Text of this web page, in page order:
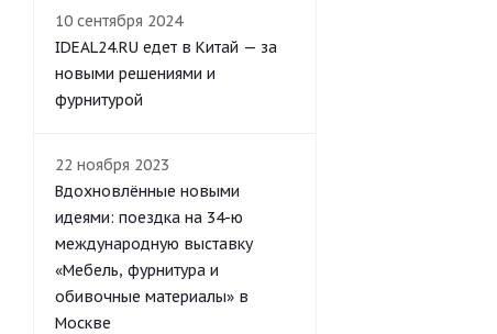
10 сентября 2024
IDEAL24.RU едет в Китай — за
новыми решениями и
фурнитурой
22 ноября 2023
Вдохновлённые новыми
идеями: поездка на 34-ю
международную выставку
«Мебель, фурнитура и
обивочные материалы» в
Москве